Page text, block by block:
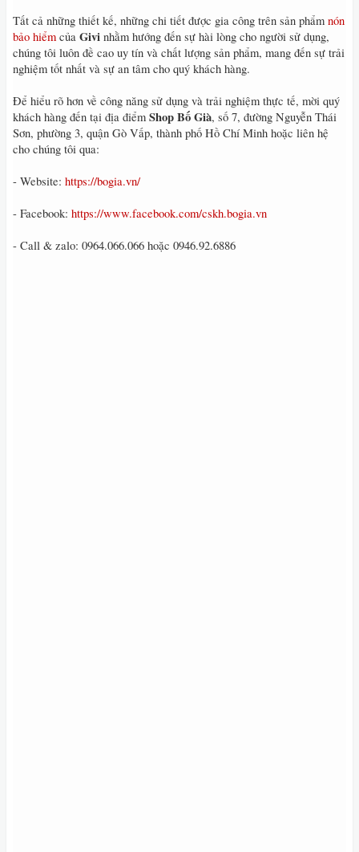
Tất cả những thiết kế, những chi tiết được gia công trên sản phẩm nón
bảo hiểm của Givi nhằm hướng đến sự hài lòng cho người sử dụng,
chúng tôi luôn đề cao uy tín và chất lượng sản phẩm, mang đến sự trải
nghiệm tốt nhất và sự an tâm cho quý khách hàng.
Để hiểu rõ hơn về công năng sử dụng và trải nghiệm thực tế, mời quý
khách hàng đến tại địa điểm Shop Bố Già, số 7, đường Nguyễn Thái
Sơn, phường 3, quận Gò Vấp, thành phố Hồ Chí Minh hoặc liên hệ
cho chúng tôi qua:
- Website: https://bogia.vn/
- Facebook: https://www.facebook.com/cskh.bogia.vn
- Call & zalo: 0964.066.066 hoặc 0946.92.6886